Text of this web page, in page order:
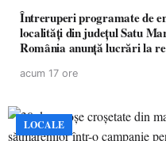
Întreruperi programate de
localități din județul Satu
România anunță lucrări la
acum 17 ore
LOCALE